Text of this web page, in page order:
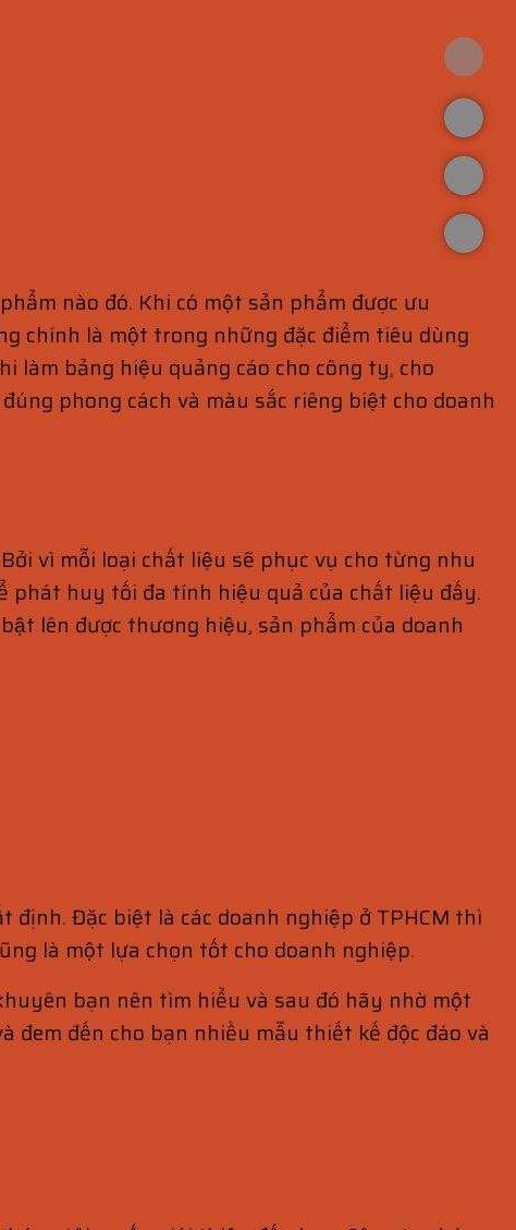
nào đó. Khi có một sản phẩm được ưu
chính là một trong những đặc điểm tiêu dùng
làm bảng hiệu quảng cáo cho công ty, cho
phong cách và màu sắc riêng biệt cho doanh
vì mỗi loại chất liệu sẽ phục vụ cho từng nhu
phát huy tối đa tính hiệu quả của chất liệu đấy.
lên được thương hiệu, sản phẩm của doanh
định. Đặc biệt là các doanh nghiệp ở TPHCM thì
là một lựa chọn tốt cho doanh nghiệp.
bạn nên tìm hiểu và sau đó hãy nhờ một
đến cho bạn nhiều mẫu thiết kế độc đáo và